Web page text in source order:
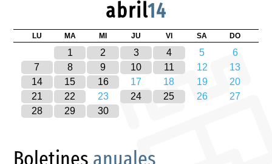
abril14
LU MA MI JU VI SA DO
1 2 3 4 5
6
7
8 9 10 11 12
13
14
15 16 17 18 19
20
21
22 23 24 25 26
27
28
29 30
Boletines anuales